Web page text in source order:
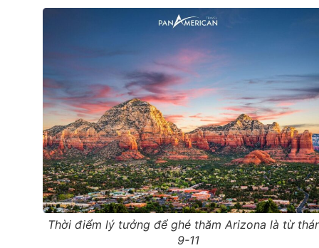
Thời điểm lý tưởng để ghé thăm Arizona là từ
9-11